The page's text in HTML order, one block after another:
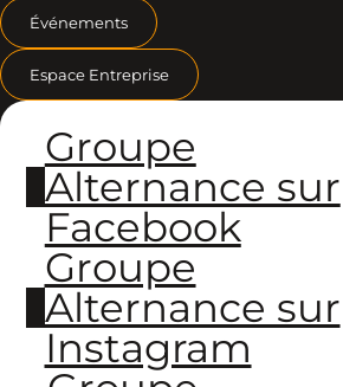
Événements
Espace Entreprise
Groupe
Alternance sur
Facebook
Groupe
Alternance sur
Instagram